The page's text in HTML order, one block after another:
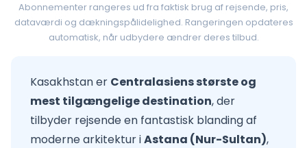
Abonnementer rangeres ud fra faktisk brug af rejsende, pris,
dataværdi og dækningspålidelighed. Rangeringen opdateres
automatisk, når udbydere ændrer deres tilbud.
Kasakhstan er Centralasiens største og
mest tilgængelige destination, der
tilbyder rejsende en fantastisk blanding af
moderne arkitektur iAstana (Nur-Sultan),